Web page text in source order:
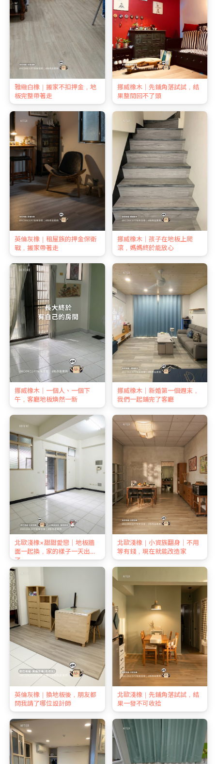
雅緻白橡｜搬家不扣押金，地
板完整帶著走
挪威橡木｜先鋪角落試試，結
果整間回不了頭
英倫灰橡｜租屋族的押金保衛
戰，搬家帶著走
挪威橡木｜孩子在地板上爬
滾，媽媽終於能放心
挪威橡木｜一個人、一個下
午，客廳地板煥然一新
挪威橡木｜新婚第一個週末，
我們一起鋪完了客廳
北歐淺橡×甜甜愛戀｜地板牆
面一起換，家的樣子一天出來
了
北歐淺橡｜小資族翻身｜不用
等有錢，現在就能改造家
英倫灰橡｜換地板後，朋友都
問我請了哪位設計師
北歐淺橡｜先鋪角落試試，結
果一發不可收拾